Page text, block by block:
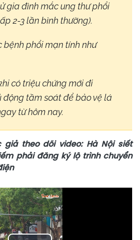
gia đình mắc ung thư phổi
2-3 lần bình thường).
bệnh phổi mạn tính như
có triệu chứng mới đi
động tầm soát để bảo vệ lá
từ hôm nay.
giả theo dõi video: Hà Nội siết
phải đăng ký lộ trình chuyển